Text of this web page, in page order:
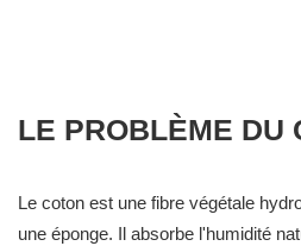
LE PROBLÈME DU
Le coton est une fibre végétale
une éponge. Il absorbe l'humidité